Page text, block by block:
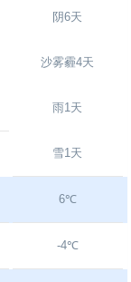
阴6天
沙雾霾4天
雨1天
雪1天
6℃
-4℃